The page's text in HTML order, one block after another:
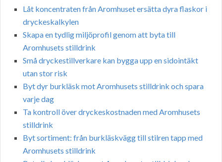
Låt koncentraten från Aromhuset ersätta dyra flaskor i
dryckeskalkylen
Skapa en tydlig miljöprofil genom att byta till
Aromhusets stilldrink
Små dryckestillverkare kan bygga upp en sidointäkt
utan stor risk
Byt dyr burkläsk mot Aromhusets stilldrink och spara
varje dag
Ta kontroll över dryckeskostnaden med Aromhusets
stilldrink
Byt sortiment: från burkläskvägg till stilren tapp med
Aromhusets stilldrink